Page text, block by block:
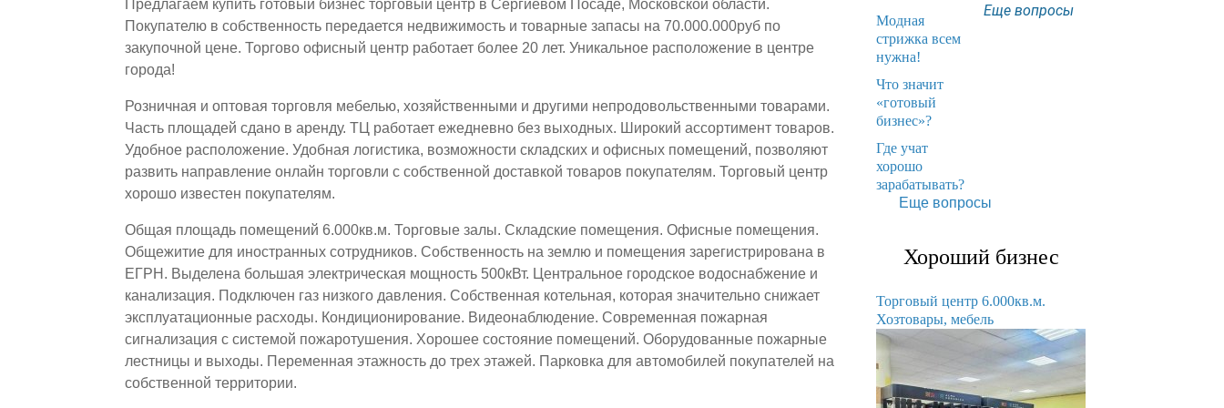
Предлагаем купить готовый бизнес торговый центр в Сергиевом Посаде, Московской области.
Покупателю в собственность передается недвижимость и товарные запасы на 70.000.000руб по
закупочной цене. Торгово офисный центр работает более 20 лет. Уникальное расположение в центре
города!
Розничная и оптовая торговля мебелью, хозяйственными и другими непродовольственными товарами.
Часть площадей сдано в аренду. ТЦ работает ежедневно без выходных. Широкий ассортимент товаров.
Удобное расположение. Удобная логистика, возможности складских и офисных помещений, позволяют
развить направление онлайн торговли с собственной доставкой товаров покупателям. Торговый центр
хорошо известен покупателям.
Общая площадь помещений 6.000кв.м. Торговые залы. Складские помещения. Офисные помещения.
Общежитие для иностранных сотрудников. Собственность на землю и помещения зарегистрирована в
ЕГРН. Выделена большая электрическая мощность 500кВт. Центральное городское водоснабжение и
канализация. Подключен газ низкого давления. Собственная котельная, которая значительно снижает
эксплуатационные расходы. Кондиционирование. Видеонаблюдение. Современная пожарная
сигнализация с системой пожаротушения. Хорошее состояние помещений. Оборудованные пожарные
лестницы и выходы. Переменная этажность до трех этажей. Парковка для автомобилей покупателей на
собственной территории.
Еще вопросы
Модная
стрижка всем
нужна!
​Что значит
«готовый
бизнес»?
​Где учат
хорошо
зарабатывать?
Еще вопросы
Хороший бизнес
Торговый центр 6.000кв.м.
Хозтовары, мебель